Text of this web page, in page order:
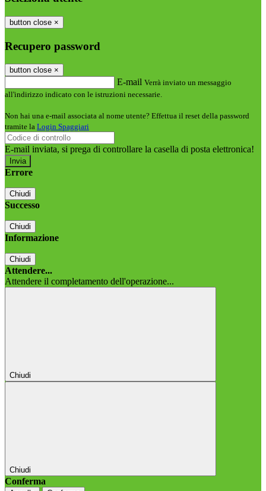
button close ×
Recupero password
button close ×
E-mail Verrà inviato un messaggio
all'indirizzo indicato con le istruzioni necessarie.
Non hai una e-mail associata al nome utente? Effettua il reset della password
tramite la Login Spaggiari
E-mail inviata, si prega di controllare la casella di posta elettronica!
Errore
Chiudi
Successo
Chiudi
Informazione
Chiudi
Attendere...
Attendere il completamento dell'operazione...
Chiudi
Chiudi
Conferma